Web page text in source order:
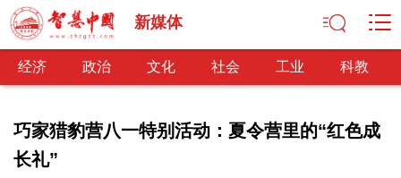
新媒体
经济 政治 文化 社会 工业 科教
经济
巧家猎豹营八一特别活动：夏令营里的“红色成
长礼”